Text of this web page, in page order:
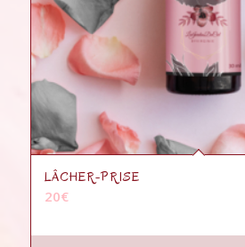
LÂCHER-PRISE
20€